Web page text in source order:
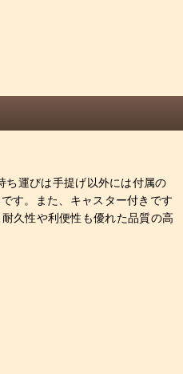
ち運びは手提げ以外には付属の
す。また、キャスター付きです
久性や利便性も優れた品質の高